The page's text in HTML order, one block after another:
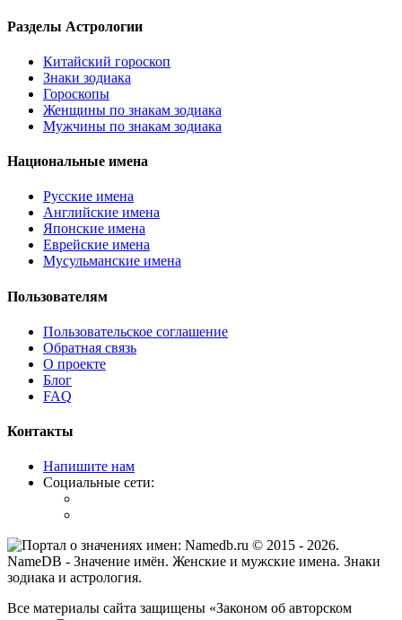
Разделы Астрологии
Китайский гороскоп
Знаки зодиака
Гороскопы
Женщины по знакам зодиака
Мужчины по знакам зодиака
Национальные имена
Русские имена
Английские имена
Японские имена
Еврейские имена
Мусульманские имена
Пользователям
Пользовательское соглашение
Обратная связь
О проекте
Блог
FAQ
Контакты
Напишите нам
Социальные сети:
© 2015 - 2026.
NameDB - Значение имён. Женские и мужские имена. Знаки
зодиака и астрология.
Все материалы сайта защищены «Законом об авторском